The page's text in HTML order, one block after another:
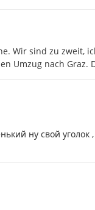
Wir sind zu zweit,
Umzug nach Graz.
ну свой уголок